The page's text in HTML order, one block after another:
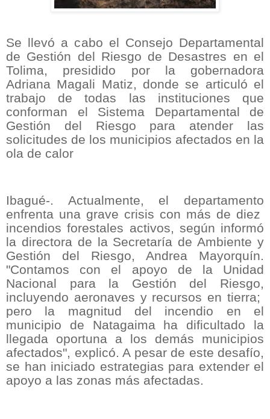
Se llevó a cabo el Consejo Departamental
de Gestión del Riesgo de Desastres en el
Tolima, presidido por la gobernadora
Adriana Magali Matiz, donde se articuló el
trabajo de todas las instituciones que
conforman el Sistema Departamental de
Gestión del Riesgo para atender las
solicitudes de los municipios afectados en la
ola de calor
Ibagué-. Actualmente, el departamento
enfrenta una grave crisis con más de diez
incendios forestales activos, según informó
la directora de la Secretaría de Ambiente y
Gestión del Riesgo, Andrea Mayorquín.
"Contamos con el apoyo de la Unidad
Nacional para la Gestión del Riesgo,
incluyendo aeronaves y recursos en tierra;
pero la magnitud del incendio en el
municipio de Natagaima ha dificultado la
llegada oportuna a los demás municipios
afectados", explicó. A pesar de este desafío,
se han iniciado estrategias para extender el
apoyo a las zonas más afectadas.